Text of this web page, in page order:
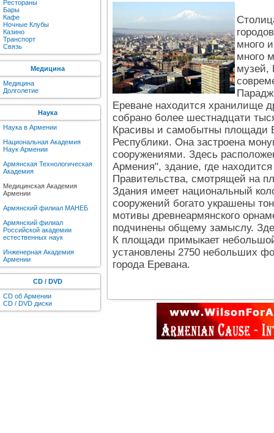
Рестораны
Бары
Кафе
Ночные Клубы
Казино
Транспорт
Связь
Медицина
Медицина
Долголетие
Наука
Наука в Армении
Национальная Академия
Наук Армении
Армянская Технологическая
Академия
Медицинская Академия
Армении
Армянский филиал МАНЕБ
Армянский филиал
Российской академии
естественных наук
Инженерная Академия
Армении
CD / DVD
CD об Армении
CD / DVD диски
много
много
музей,
Ереване находится хранилище
собрано более шестнадцати
Красивы и самобытны площади
Республики. Она застроена
сооружениями. Здесь
Армения", здание, где
Правительства, смотрящей на
Здания имеет национальный
сооружений богато украшены
мотивы древнеармянского
подчинены общему замыслу.
К площади примыкает
установлены 2750 небольших
города Еревана.